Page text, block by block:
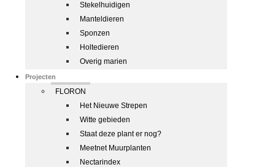
Stekelhuidigen
Manteldieren
Sponzen
Holtedieren
Overig marien
Projecten
FLORON
Het Nieuwe Strepen
Witte gebieden
Staat deze plant er nog?
Meetnet Muurplanten
Nectarindex